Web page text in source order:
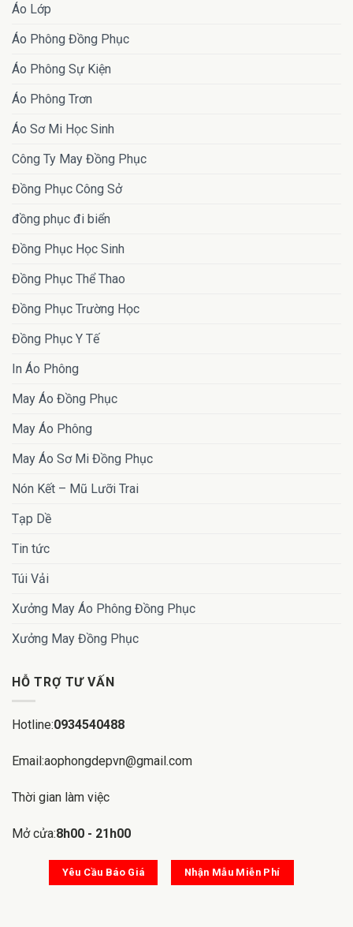
Áo Lớp
Áo Phông Đồng Phục
Áo Phông Sự Kiện
Áo Phông Trơn
Áo Sơ Mi Học Sinh
Công Ty May Đồng Phục
Đồng Phục Công Sở
đồng phục đi biển
Đồng Phục Học Sinh
Đồng Phục Thể Thao
Đồng Phục Trường Học
Đồng Phục Y Tế
In Áo Phông
May Áo Đồng Phục
May Áo Phông
May Áo Sơ Mi Đồng Phục
Nón Kết – Mũ Lưỡi Trai
Tạp Dề
Tin tức
Túi Vải
Xưởng May Áo Phông Đồng Phục
Xưởng May Đồng Phục
HỖ TRỢ TƯ VẤN
Hotline:0934540488
Email:aophongdepvn@gmail.com
Thời gian làm việc
Mở cửa:8h00 - 21h00
Yêu Cầu Báo Giá Nhận Mẫu Miễn Phí